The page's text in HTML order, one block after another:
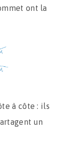
ont la
à côte : ils
un